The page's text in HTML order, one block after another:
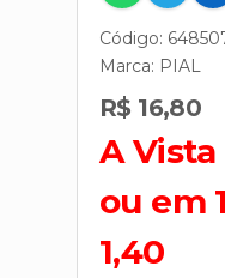
Código:
Marca: PIAL
R$ 16,80
A
ou em
1,40